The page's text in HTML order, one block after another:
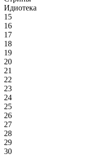
Идиотека
15
16
17
18
19
20
21
22
23
24
25
26
27
28
29
30